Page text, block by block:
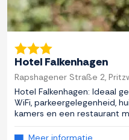
Hotel Falkenhagen
Rapshagener Straße 2,
Hotel Falkenhagen: Ideaal
WiFi, parkeergelegenheid,
kamers en een restaurant
Meer informatie